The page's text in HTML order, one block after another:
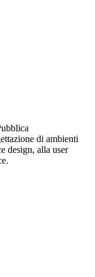
di ambienti
design, alla user